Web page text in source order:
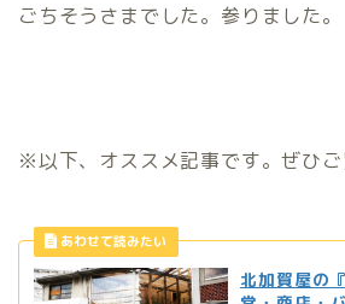
ごちそうさまでした。参りました。
※以下、オススメ記事です。ぜひご
北加賀屋の